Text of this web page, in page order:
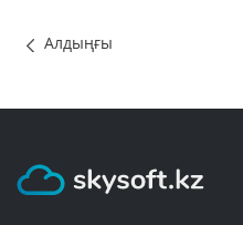
Алдыңғы